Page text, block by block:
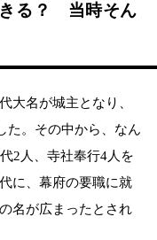
る？ 当時そん
大名が城主となり、
た。その中から、なん
2人、寺社奉行4人を
に、幕府の要職に就
名が広まったとされ